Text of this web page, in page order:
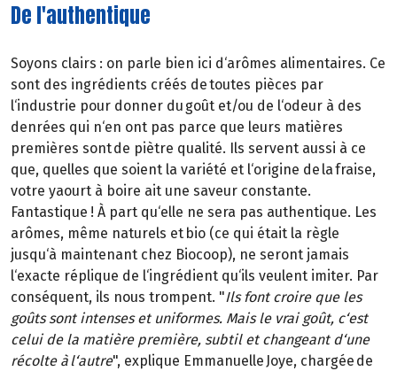
De l'authentique
Soyons clairs : on parle bien ici d‘arômes alimentaires. Ce
sont des ingrédients créés de toutes pièces par
l‘industrie pour donner du goût et/ou de l‘odeur à des
denrées qui n‘en ont pas parce que leurs matières
premières sont de piètre qualité. Ils servent aussi à ce
que, quelles que soient la variété et l‘origine de la fraise,
votre yaourt à boire ait une saveur constante.
Fantastique ! À part qu‘elle ne sera pas authentique. Les
arômes, même naturels et bio (ce qui était la règle
jusqu‘à maintenant chez Biocoop), ne seront jamais
l‘exacte réplique de l‘ingrédient qu‘ils veulent imiter. Par
conséquent, ils nous trompent. "Ils font croire que les
goûts sont intenses et uniformes. Mais le vrai goût, c‘est
celui de la matière première, subtil et changeant d‘une
récolte à l‘autre", explique Emmanuelle Joye, chargée de